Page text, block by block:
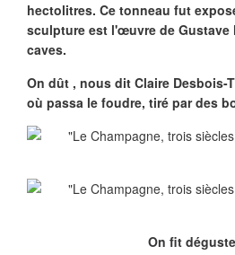
hectolitres. Ce tonneau fut
sculpture est l'œuvre de Gustave
caves.
On dût , nous dit Claire
où passa le foudre, tiré par des
On fit